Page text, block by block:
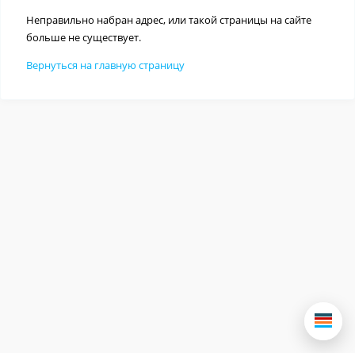
Неправильно набран адрес, или такой страницы на сайте
больше не существует.
Вернуться на главную страницу